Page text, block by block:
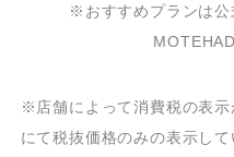
※おすすめプランは公
※店舗によって消費税の表
にて税抜価格のみの表示し